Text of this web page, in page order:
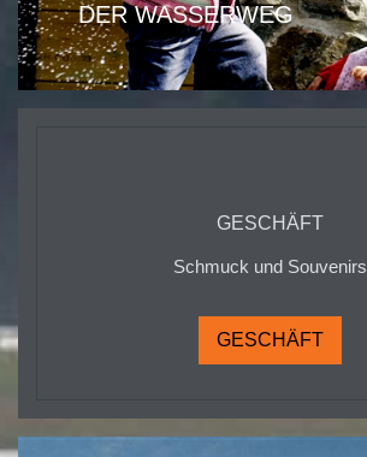
DER WASSERWEG
GESCHÄFT
Schmuck und Souvenirs
GESCHÄFT